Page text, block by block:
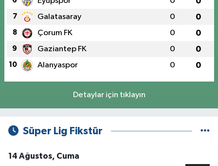
7 Galatasaray 0 0
8 Çorum FK 0 0
9 Gaziantep FK 0 0
10 Alanyaspor 0 0
Detaylar için tıklayın
Süper Lig Fikstür
14 Ağustos, Cuma